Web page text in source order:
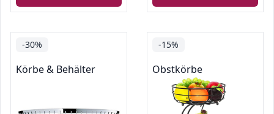
-30%
Körbe & Behälter
-15%
Obstkörbe